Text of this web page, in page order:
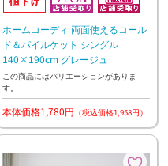
ホームコーディ 両面使えるコール
ド＆パイルケット シングル
140×190cm グレージュ
この商品にはバリエーションがありま
す。
本体価格1,780円 （税込価格1,958円）